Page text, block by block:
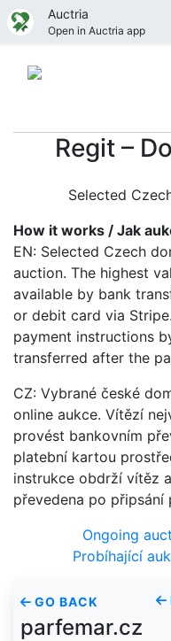
Auctria
Open in Auctria app
Regit –
Selected
How it works / Jak
EN: Selected Czech
auction. The highest
available by bank
or debit card via
payment instructions
transferred after the
CZ: Vybrané české
online aukce. Vítězí
provést bankovním
platební kartou
instrukce obdrží vítěz
převedena po připsání
Ongoing
Probíhající
GO BACK
parfemar.cz